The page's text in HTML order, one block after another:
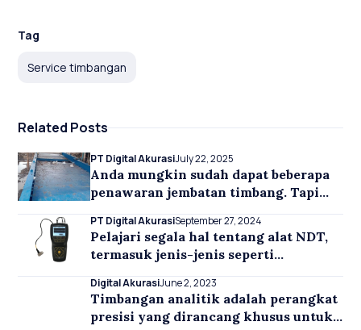
Tag
Service timbangan
Related Posts
PT Digital AkurasiJuly 22, 2025
Anda mungkin sudah dapat beberapa
penawaran jembatan timbang. Tapi
pastikan Anda tidak hanya melihat
harga.Karena harga murah di awal
bisa berubah jadi biaya mahal di
belakang. Berikut hal-hal yang sering
diabaikan dan justru paling
menentukan apakah jembatan
PT Digital AkurasiSeptember 27, 2024
Pelajari segala hal tentang alat NDT,
termasuk jenis-jenis seperti
Hardness Tester, serta kisaran harga
dan fungsinya dalam industri.
Panduan lengkap untuk memilih alat
Digital AkurasiJune 2, 2023
Timbangan analitik adalah perangkat
presisi yang dirancang khusus untuk